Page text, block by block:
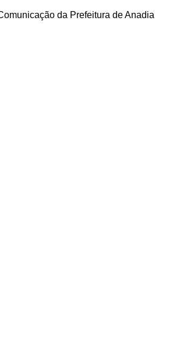
da Prefeitura de Anadia